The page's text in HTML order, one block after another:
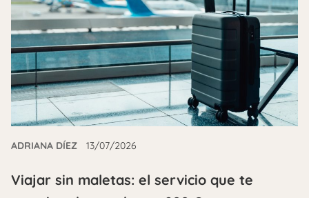
ADRIANA DÍEZ 13/07/2026
Viajar sin maletas: el servicio que te